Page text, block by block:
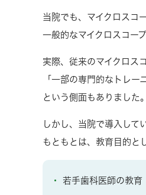
当院でも、マイクロスコ
一般的なマイクロスコー
実際、従来のマイクロス
「一部の専門的なトレー
という側面もありました。
しかし、当院で導入して
もともとは、教育目的と
若手歯科医師の教育